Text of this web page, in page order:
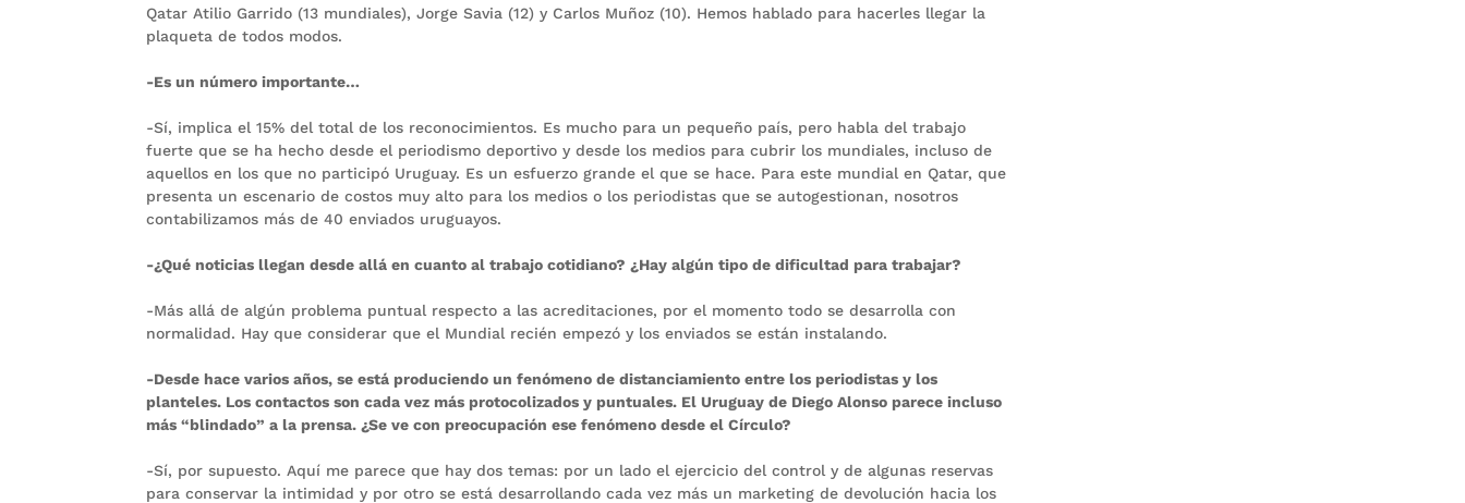
Qatar Atilio Garrido (13 mundiales), Jorge Savia (12) y Carlos Muñoz (10). Hemos hablado para hacerles llegar la
plaqueta de todos modos.
-Es un número importante…
-Sí, implica el 15% del total de los reconocimientos. Es mucho para un pequeño país, pero habla del trabajo
fuerte que se ha hecho desde el periodismo deportivo y desde los medios para cubrir los mundiales, incluso de
aquellos en los que no participó Uruguay. Es un esfuerzo grande el que se hace. Para este mundial en Qatar, que
presenta un escenario de costos muy alto para los medios o los periodistas que se autogestionan, nosotros
contabilizamos más de 40 enviados uruguayos.
-¿Qué noticias llegan desde allá en cuanto al trabajo cotidiano? ¿Hay algún tipo de dificultad para trabajar?
-Más allá de algún problema puntual respecto a las acreditaciones, por el momento todo se desarrolla con
normalidad. Hay que considerar que el Mundial recién empezó y los enviados se están instalando.
-Desde hace varios años, se está produciendo un fenómeno de distanciamiento entre los periodistas y los
planteles. Los contactos son cada vez más protocolizados y puntuales. El Uruguay de Diego Alonso parece incluso
más “blindado” a la prensa. ¿Se ve con preocupación ese fenómeno desde el Círculo?
-Sí, por supuesto. Aquí me parece que hay dos temas: por un lado el ejercicio del control y de algunas reservas
para conservar la intimidad y por otro se está desarrollando cada vez más un marketing de devolución hacia los